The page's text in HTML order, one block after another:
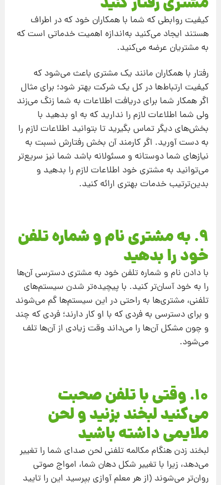
کیفیت روابطی که شما با همکاران خود که در اطراف
هستند ایجاد می‌کنید به‌اندازه‌ اهمیت خدماتی است که
به مشتریان عرضه می‌کنید.
رفتار با همکاران مانند یک مشتری باعث می‌شود که
کیفیت ارتباط‌ها در کل یک شرکت بهتر شود؛ برای مثال
اگر همکار شما برای دریافت اطلاعات به شما زنگ می‌زند
ولی شما اطلاعات لازم را ندارید که به او بدهید با
بخش‌های دیگر تماس بگیرید تا بتوانید اطلاعات لازم را
به دست آورید. اگر کارمند آن بخش رفتارش نسبت به
نیازهای شما دوستانه و مسئولانه باشد شما نیز سریع‌تر
می‌توانید به مشتری خود اطلاعات لازم را بدهید و
بدین‌ترتیب خدمات بهتری ارائه کنید.
9. به مشتری نام و شماره‌ تلفن
خود را بدهید
با دادن نام و شماره‌ تلفن خود به مشتری دسترسی آن‌ها
را به خود آسان‌تر کنید. با پیچیده‌تر شدن سیستم‌های
تلفنی، مشتری‌ها به‌ راحتی در این سیستم‌ها گم می‌شوند
و برای دسترسی به فردی که با او کار دارند؛ فردی که چند
و چون مشکل آن‌ها را می‌داند وقت زیادی از آن‌ها تلف
می‌شود.
10. وقتی با تلفن صحبت
می‌کنید لبخند بزنید و لحن
ملایمی داشته باشید
لبخند زدن هنگام مکالمه‌ تلفنی لحن صدای شما را تغییر
می‌دهد، زیرا با تغییر شکل دهان شما، امواج صوتی
روان‌تر می‌شوند (از هر معلم آوازی بپرسید این را تایید